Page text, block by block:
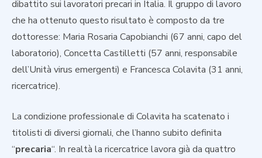
dibattito sui lavoratori precari in Italia. Il gruppo di lavoro
che ha ottenuto questo risultato è composto da tre
dottoresse: Maria Rosaria Capobianchi (67 anni, capo del
laboratorio), Concetta Castilletti (57 anni, responsabile
dell’Unità virus emergenti) e Francesca Colavita (31 anni,
ricercatrice).
La condizione professionale di Colavita ha scatenato i
titolisti di diversi giornali, che l’hanno subito definita
“precaria“. In realtà la ricercatrice lavora già da quattro